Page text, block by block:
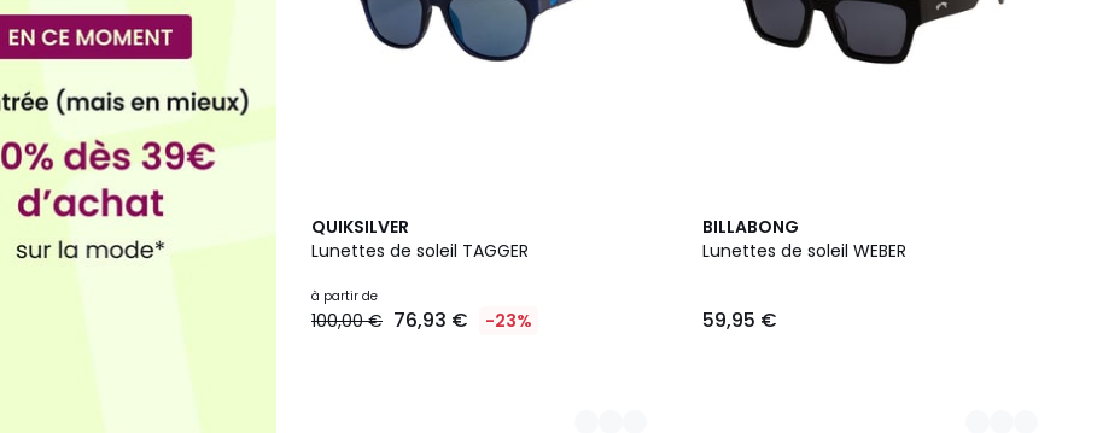
QUIKSILVER
Lunettes de soleil TAGGER
à partir de
100,00 € 76,93 € -23%
3
Couleurs
BILLABONG
Lunettes de soleil WEBER
59,95 €
3
Couleurs